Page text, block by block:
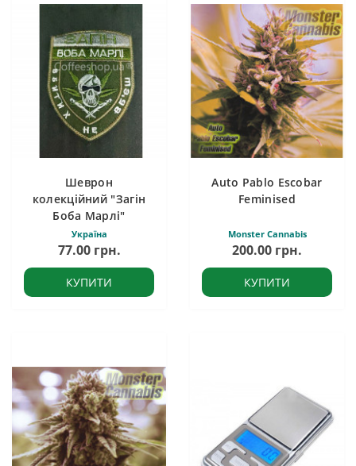
Шеврон
колекційний "Загін
Боба Марлі"
Україна
77.00 грн.
КУПИТИ
Auto Pablo Escobar
Feminised
Monster Cannabis
200.00 грн.
КУПИТИ